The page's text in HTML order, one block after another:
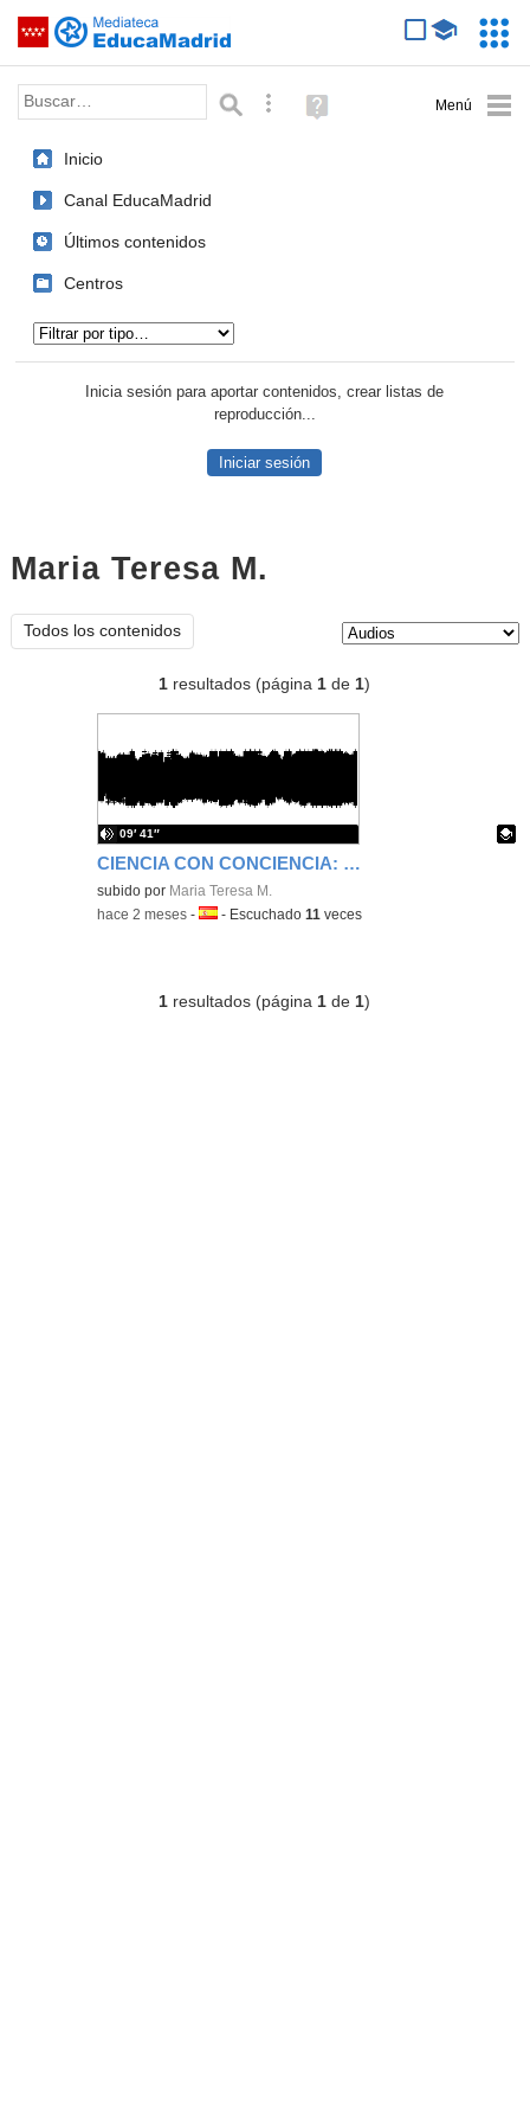
Saltar navegación
Palabra o frase: Búsqueda avanzada
Ayuda
(en
Inicio
Canal EducaMadrid
Últimos contenidos
Centros
Inicia sesión para aportar contenidos, crear listas de
reproducción...
Iniciar sesión
Maria Teresa M.
Todos los contenidos
1 resultados (página1 de1)
CIENCIA CON CONCIENCIA: VIAJANDO A LA LUNA
Contenido educativo.
subido por Maria Teresa M.
09′ 41″
-hace 2 meses -Idioma:
- Escuchado11 veces
1 resultados (página 1 de 1)